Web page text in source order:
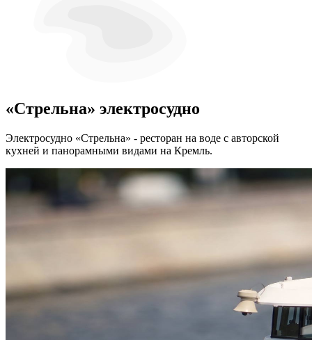
«Стрельна» электросудно
Электросудно «Стрельна» - ресторан на воде с авторской
кухней и панорамными видами на Кремль.